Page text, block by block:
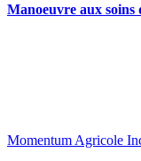
Manoeuvre aux soins
Momentum Agricole